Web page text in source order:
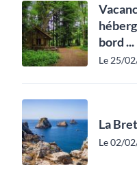
bord ...
Le 25/
La
Le 02/